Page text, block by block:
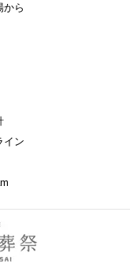
から
イン